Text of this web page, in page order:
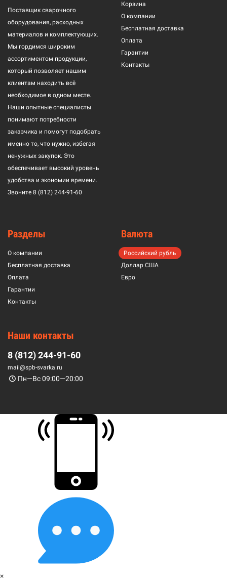
Поставщик сварочного
оборудования, расходных
материалов и комплектующих.
Мы гордимся широким
ассортиментом продукции,
который позволяет нашим
клиентам находить всё
необходимое в одном месте.
Наши опытные специалисты
понимают потребности
заказчика и помогут подобрать
именно то, что нужно, избегая
ненужных закупок. Это
обеспечивает высокий уровень
удобства и экономии времени.
Звоните 8 (812) 244-91-60
Корзина
О компании
Бесплатная доставка
Оплата
Гарантии
Контакты
Разделы
О компании
Бесплатная доставка
Оплата
Гарантии
Контакты
Валюта
Российский рубль
Доллар США
Евро
Наши контакты
8 (812) 244-91-60
mail@spb-svarka.ru
Пн—Вс 09:00—20:00
×